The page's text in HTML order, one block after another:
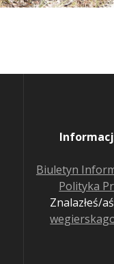
Biuletyn
Polityka
Znalazłeś/